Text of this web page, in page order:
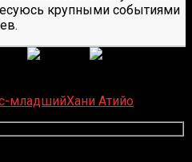
крупными событиями
младшийХани Атийо